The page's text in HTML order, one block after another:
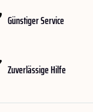
Günstiger Service
Zuverlässige Hilfe